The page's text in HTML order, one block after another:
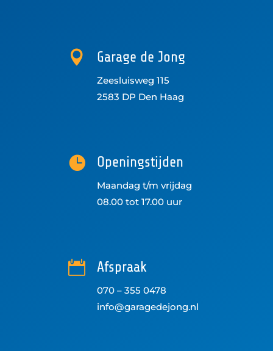
 Garage de Jong
Zeesluisweg 115
2583 DP Den Haag
 Openingstijden
Maandag t/m vrijdag
08.00 tot 17.00 uur
 Afspraak
070 – 355 0478
info@garagedejong.nl